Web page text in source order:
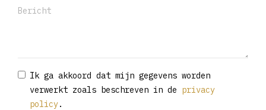
Ik ga akkoord dat mijn gegevens worden
verwerkt zoals beschreven in de privacy
policy.